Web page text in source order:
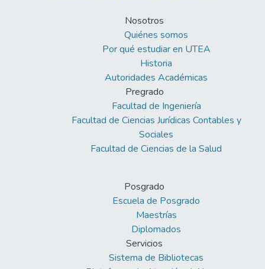
Nosotros
Quiénes somos
Por qué estudiar en UTEA
Historia
Autoridades Académicas
Pregrado
Facultad de Ingeniería
Facultad de Ciencias Jurídicas Contables y
Sociales
Facultad de Ciencias de la Salud
Posgrado
Escuela de Posgrado
Maestrías
Diplomados
Servicios
Sistema de Bibliotecas